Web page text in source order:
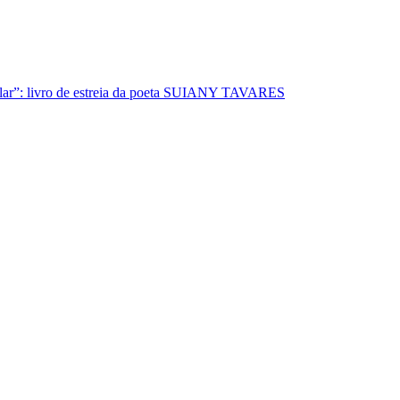
livro de estreia da poeta SUIANY TAVARES